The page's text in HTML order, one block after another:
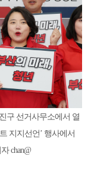
구 선거사무소에서 열
지지선언’ 행사에서
chan@